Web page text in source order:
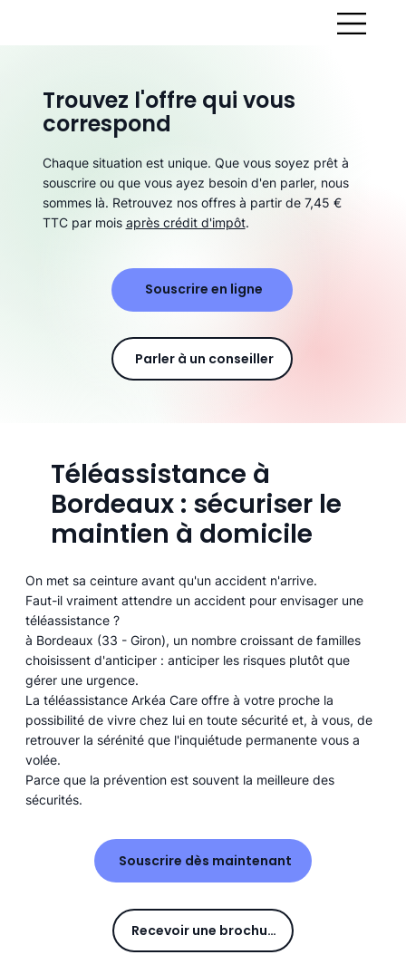
Téléassistance à
Bordeaux : sécuriser le
maintien à domicile
On met sa ceinture avant qu'un accident n'arrive.
Faut-il vraiment attendre un accident pour envisager une
téléassistance ?
à Bordeaux (33 - Giron), un nombre croissant de familles
choisissent d'anticiper : anticiper les risques plutôt que
gérer une urgence.
La téléassistance Arkéa Care offre à votre proche la
possibilité de vivre chez lui en toute sécurité et, à vous, de
retrouver la sérénité que l'inquiétude permanente vous a
volée.
Parce que la prévention est souvent la meilleure des
sécurités.
Souscrire dès maintenant
Recevoir une brochure
Trouvez l'offre qui vous
correspond
Chaque situation est unique. Que vous soyez prêt à
souscrire ou que vous ayez besoin d'en parler, nous
sommes là. Retrouvez nos offres à partir de 7,45 €
TTC par mois après crédit d'impôt.
Souscrire en ligne
Parler à un conseiller